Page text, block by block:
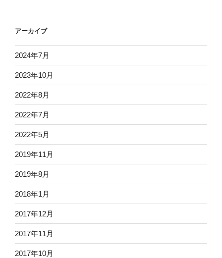
アーカイブ
2024年7月
2023年10月
2022年8月
2022年7月
2022年5月
2019年11月
2019年8月
2018年1月
2017年12月
2017年11月
2017年10月